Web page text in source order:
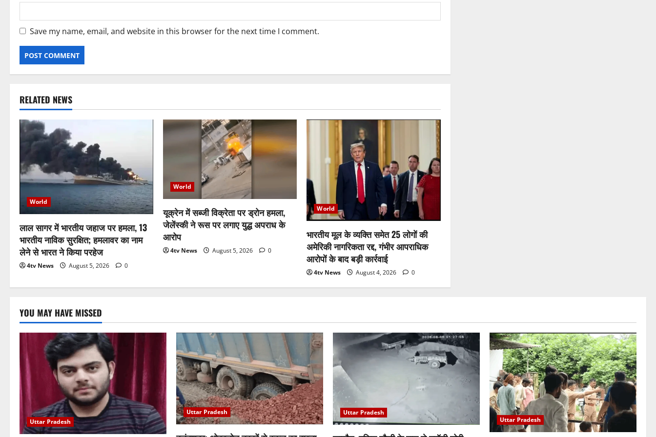
Save my name, email, and website in this browser for the next time I comment.
RELATED NEWS
World
लाल सागर में भारतीय जहाज पर हमला, 13
भारतीय नाविक सुरक्षित; हमलावर का नाम
लेने से भारत ने किया परहेज
4tv News August 5, 2026 0
World
यूक्रेन में सब्जी विक्रेता पर ड्रोन हमला,
जेलेंस्की ने रूस पर लगाए युद्ध अपराध के
आरोप
4tv News August 5, 2026 0
World
भारतीय मूल के व्यक्ति समेत 25 लोगों की
अमेरिकी नागरिकता रद्द, गंभीर आपराधिक
आरोपों के बाद बड़ी कार्रवाई
4tv News August 4, 2026 0
YOU MAY HAVE MISSED
Uttar Pradesh
Uttar Pradesh Uttar Pradesh
Uttar Pradesh